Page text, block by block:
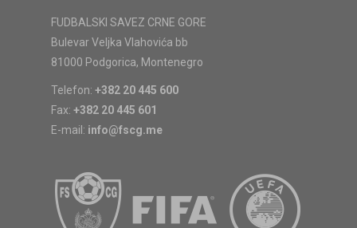
FUDBALSKI SAVEZ CRNE GORE
Bulevar Veljka Vlahovića bb
81000 Podgorica, Montenegro
Telefon: +382 20 445 600
Fax: +382 20 445 601
E-mail: info@fscg.me